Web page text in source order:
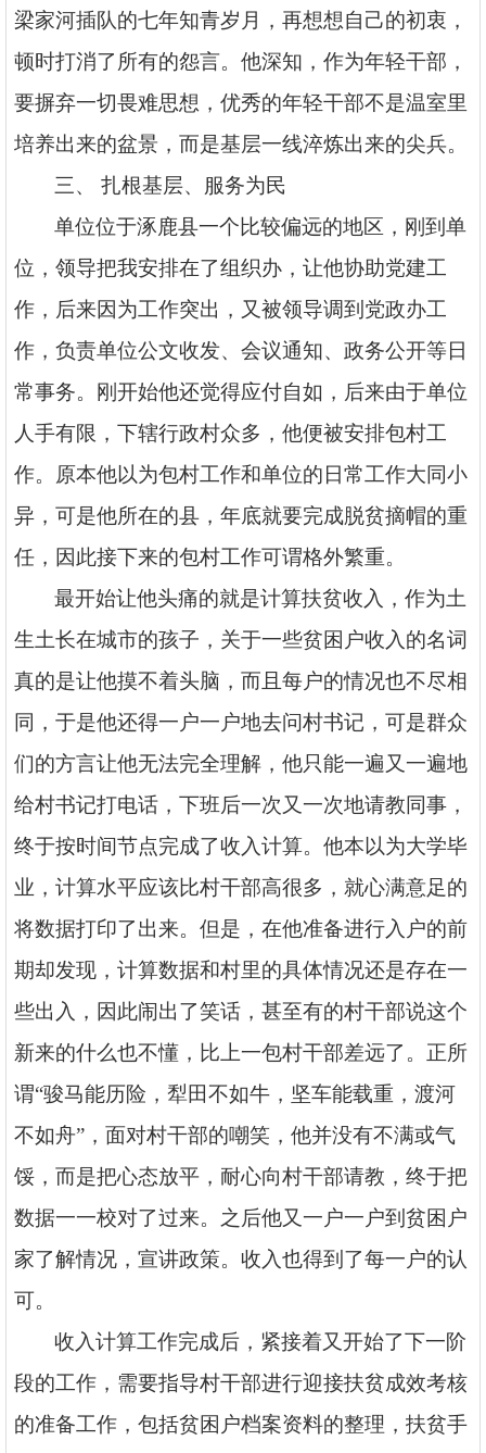
梁家河插队的七年知青岁月，再想想自己的初衷，
顿时打消了所有的怨言。他深知，作为年轻干部，
要摒弃一切畏难思想，优秀的年轻干部不是温室里
培养出来的盆景，而是基层一线淬炼出来的尖兵。
三、扎根基层、服务为民
单位位于涿鹿县一个比较偏远的地区，刚到单
位，领导把我安排在了组织办，让他协助党建工
作，后来因为工作突出，又被领导调到党政办工
作，负责单位公文收发、会议通知、政务公开等日
常事务。刚开始他还觉得应付自如，后来由于单位
人手有限，下辖行政村众多，他便被安排包村工
作。原本他以为包村工作和单位的日常工作大同小
异，可是他所在的县，年底就要完成脱贫摘帽的重
任，因此接下来的包村工作可谓格外繁重。
最开始让他头痛的就是计算扶贫收入，作为土
生土长在城市的孩子，关于一些贫困户收入的名词
真的是让他摸不着头脑，而且每户的情况也不尽相
同，于是他还得一户一户地去问村书记，可是群众
们的方言让他无法完全理解，他只能一遍又一遍地
给村书记打电话，下班后一次又一次地请教同事，
终于按时间节点完成了收入计算。他本以为大学毕
业，计算水平应该比村干部高很多，就心满意足的
将数据打印了出来。但是，在他准备进行入户的前
期却发现，计算数据和村里的具体情况还是存在一
些出入，因此闹出了笑话，甚至有的村干部说这个
新来的什么也不懂，比上一包村干部差远了。正所
谓“骏马能历险，犁田不如牛，坚车能载重，渡河
不如舟”，面对村干部的嘲笑，他并没有不满或气
馁，而是把心态放平，耐心向村干部请教，终于把
数据一一校对了过来。之后他又一户一户到贫困户
家了解情况，宣讲政策。收入也得到了每一户的认
可。
收入计算工作完成后，紧接着又开始了下一阶
段的工作，需要指导村干部进行迎接扶贫成效考核
的准备工作，包括贫困户档案资料的整理，扶贫手